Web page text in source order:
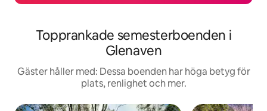
Topprankade semesterboenden i
Glenaven
Gäster håller med: Dessa boenden har höga betyg för
plats, renlighet och mer.